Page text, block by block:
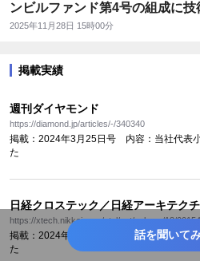
話を聞いて
ンビルファンド第4号の組成に技
参画
2025年11月28日 15時00分
掲載実績
週刊ダイヤモンド
https://diamond.jp/articles/-/340340
掲載：2024年3月25日号 内容：当社代表
た
日経クロステック／日経アーキテク
https://xtech.nikkei.com/atcl/nxt/column/18/
掲載：2024年9月11日号 内容：当社代表
た